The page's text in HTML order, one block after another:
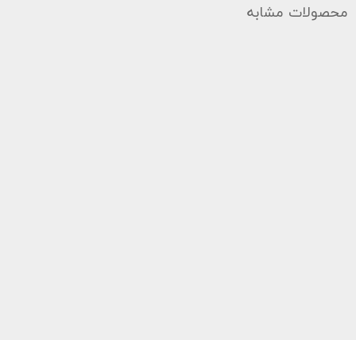
محصولات مشابه